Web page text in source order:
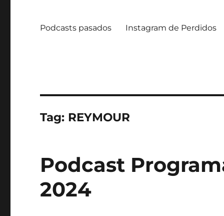
Podcasts pasados Instagram de Perdidos
Tag: REYMOUR
Podcast
2024